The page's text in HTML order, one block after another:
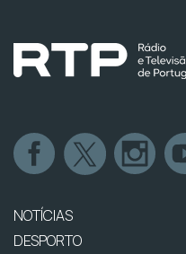
NOTÍCIAS
DESPORTO